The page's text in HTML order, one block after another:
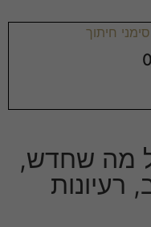
מה שחדש,
רעיונות